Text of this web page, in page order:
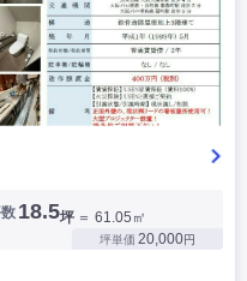
18.5坪 ＝ 61.05㎡
坪単価 20,000円